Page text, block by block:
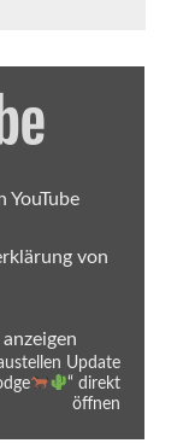
YouTube
von
Update
“ direkt
öffnen